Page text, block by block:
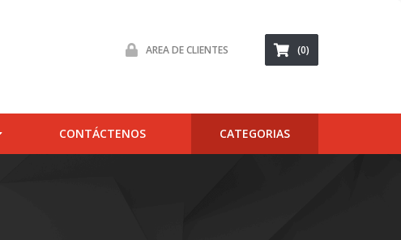
AREA DE CLIENTES (0)
CONTÁCTENOS CATEGORIAS